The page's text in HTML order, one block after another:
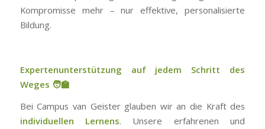
Kompromisse mehr – nur effektive, personalisierte
Bildung.
Expertenunterstützung auf jedem Schritt des
Weges 🧑
Bei Campus van Geister glauben wir an die Kraft des
individuellen Lernens. Unsere erfahrenen und